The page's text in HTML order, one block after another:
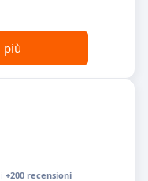
più
+200 recensioni